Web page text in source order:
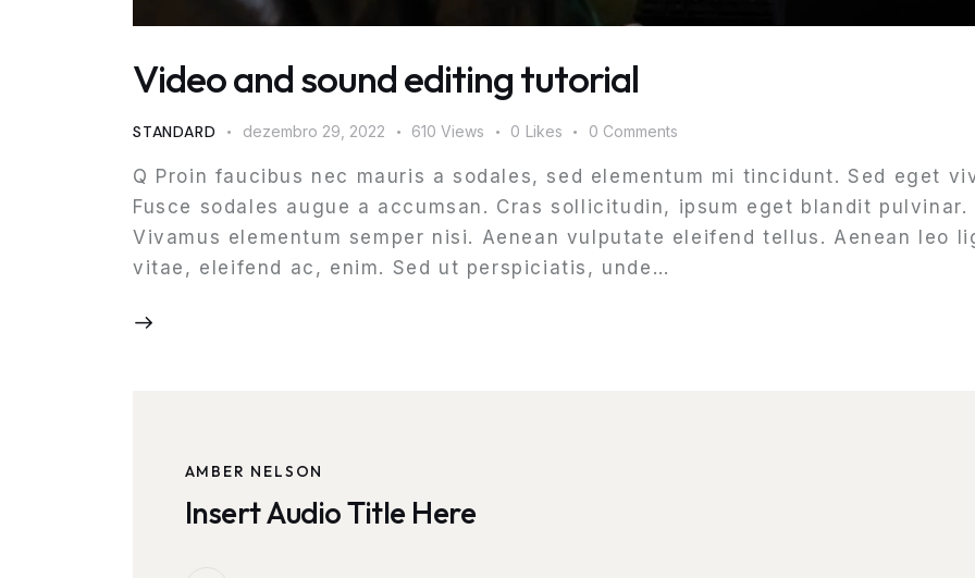
Video and sound editing tutorial
STANDARD dezembro 29, 2022 610 Views 0 Likes 0 Comments
Q Proin faucibus nec mauris a sodales, sed elementum mi tincidunt. Sed eget
Fusce sodales augue a accumsan. Cras sollicitudin, ipsum eget blandit
Vivamus elementum semper nisi. Aenean vulputate eleifend tellus. Aenean leo
vitae, eleifend ac, enim. Sed ut perspiciatis, unde…
AMBER NELSON
Insert Audio Title Here